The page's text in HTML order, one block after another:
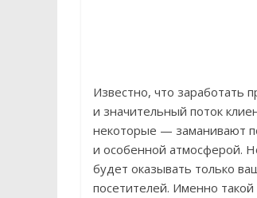
Известно, что заработать
и значительный поток
некоторые — заманивают
и особенной атмосферой.
будет оказывать только
посетителей. Именно